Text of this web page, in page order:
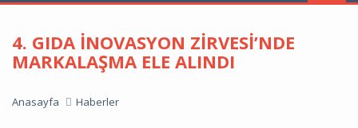
4. GIDA İNOVASYON ZIRVESI’NDE
MARKALAŞMA ELE ALINDI
Anasayfa Haberler